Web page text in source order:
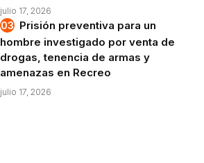
julio 17, 2026
Prisión preventiva para un
hombre investigado por venta de
drogas, tenencia de armas y
amenazas en Recreo
julio 17, 2026